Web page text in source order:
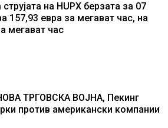
на HUPX берзата за 07
157,93 евра за мегават час, на
мегават час
ТРГОВСКА ВОЈНА, Пекинг
против американски компании